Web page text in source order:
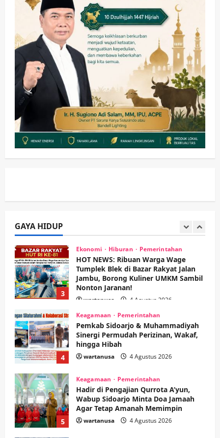
GAYA HIDUP
5
Hadir di Pengajian Qurrota A’yun,
Wabup Sidoarjo Minta Doa Jamaah
Agar Tetap Amanah Memimpin
wartanusa 4 Agustus 2026
1
Kesehatan Pembangunan
Pemerintahan
PANAS! Kalah Tender Proyek RSUD
Sibar Rp 9,9 M, Beranikah CV Tiga
Anugerah Utama Pertaruhkan
Jaminan Rp 100 Juta?
wartanusa 5 Agustus 2026
Olahraga
Adu Taktik di Atas Rumput Sintetis:
PWI dan Sapma PP Sidoarjo
Memanaskan Mesin Menuju Piala
Soccer
3
wartanusa 4 Agustus 2026
4
Keagamaan Pemerintahan
Pemkab Sidoarjo & Muhammadiyah
Sinergi Permudah Perizinan, Wakaf,
hingga Hibah
wartanusa 4 Agustus 2026
5
Keagamaan Pemerintahan
Hadir di Pengajian Qurrota A’yun,
Wabup Sidoarjo Minta Doa Jamaah
Agar Tetap Amanah Memimpin
wartanusa 4 Agustus 2026
1
Kesehatan Pembangunan
Pemerintahan
PANAS! Kalah Tender Proyek RSUD
Sibar Rp 9,9 M, Beranikah CV Tiga
Anugerah Utama Pertaruhkan
Jaminan Rp 100 Juta?